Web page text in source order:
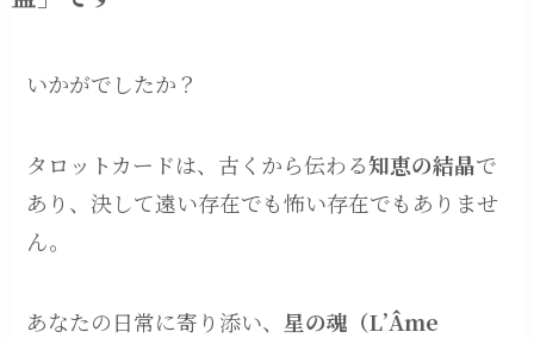
いかがでしたか？
タロットカードは、古くから伝わる知恵の結晶で
あり、決して遠い存在でも怖い存在でもありませ
ん。
あなたの日常に寄り添い、 星の魂（L’Âme